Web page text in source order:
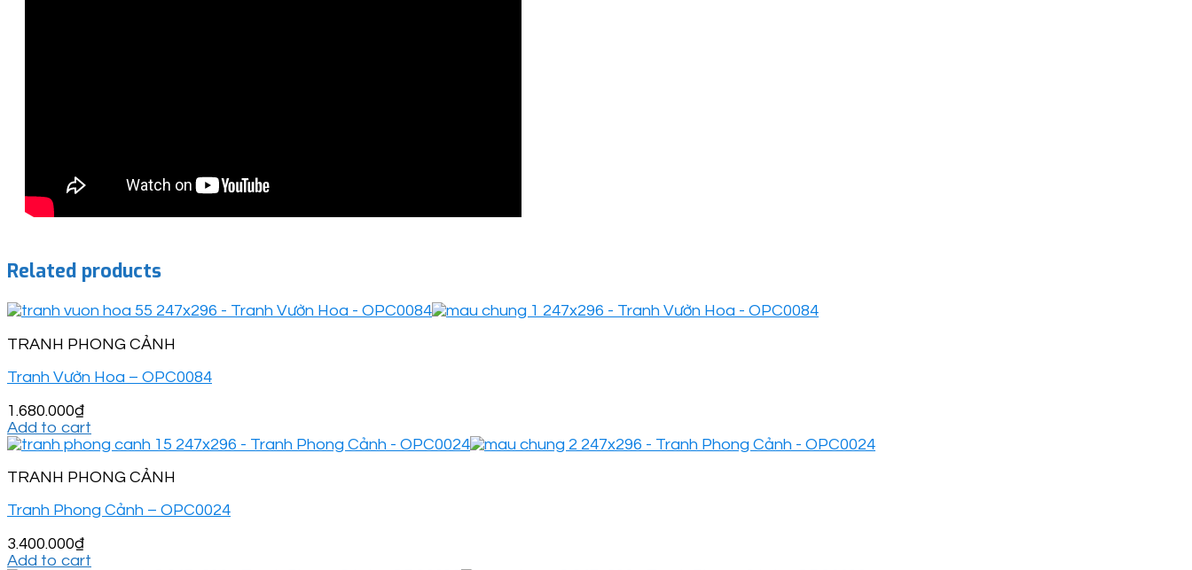
Related products
TRANH PHONG CẢNH
Tranh Vườn Hoa – OPC0084
1.680.000₫
Add to cart
TRANH PHONG CẢNH
Tranh Phong Cảnh – OPC0024
3.400.000₫
Add to cart